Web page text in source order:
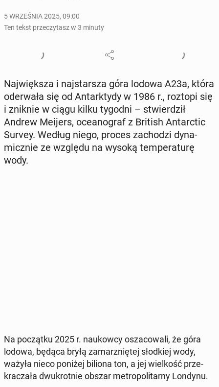
5 WRZEŚNIA 2025, 09:00
Ten tekst przeczytasz w 3 minuty
Naj­więk­sza i naj­star­sza góra lodowa A23a, która
ode­rwa­ła się od An­tark­ty­dy w 1986 r., roztopi się
i zniknie w ciągu kilku tygodni – stwier­dził
Andrew Meijers, oce­ano­graf z British An­tarc­tic
Survey. Według niego, proces za­cho­dzi dy­na­
micz­nie ze względu na wysoką tem­pe­ra­tu­rę
wody.
Na po­cząt­ku 2025 r. na­ukow­cy osza­co­wa­li, że góra
lodowa, będąca bryłą za­mar­z­nię­tej słod­kiej wody,
ważyła nieco poniżej biliona ton, a jej wiel­kość prze­
kra­cza­ła dwu­krot­nie obszar me­tro­po­li­tar­ny Londynu.